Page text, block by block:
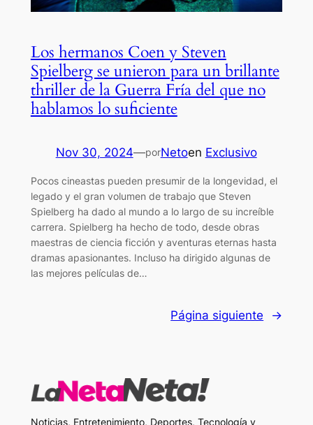
Los hermanos Coen y Steven
Spielberg se unieron para un brillante
thriller de la Guerra Fría del que no
hablamos lo suficiente
Nov 30, 2024—porNetoen Exclusivo
Pocos cineastas pueden presumir de la longevidad, el
legado y el gran volumen de trabajo que Steven
Spielberg ha dado al mundo a lo largo de su increíble
carrera. Spielberg ha hecho de todo, desde obras
maestras de ciencia ficción y aventuras eternas hasta
dramas apasionantes. Incluso ha dirigido algunas de
las mejores películas de…
Página siguiente →
Noticias, Entretenimiento, Deportes, Tecnología y